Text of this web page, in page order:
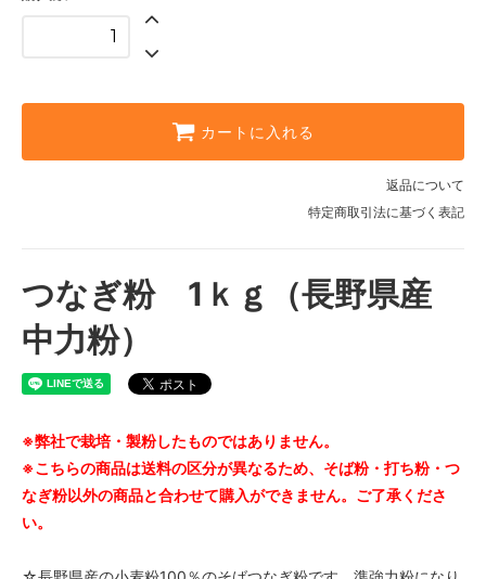
カートに入れる
返品について
特定商取引法に基づく表記
つなぎ粉 1ｋｇ（長野県産
中力粉）
※弊社で栽培・製粉したものではありません。
※こちらの商品は送料の区分が異なるため、そば粉・打ち粉・つ
なぎ粉以外の商品と合わせて購入ができません。ご了承くださ
い。